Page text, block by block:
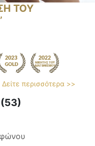
ΤΟΥ
Δείτε περισσότερα >>
(53)